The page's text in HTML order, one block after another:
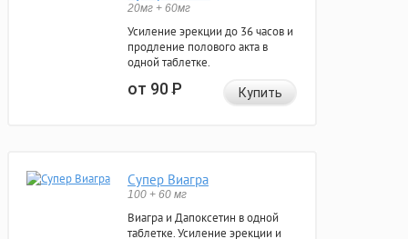
20мг + 60мг
Усиление эрекции до 36 часов и
продление полового акта в
одной таблетке.
от 90Р Купить
Супер Виагра
100 + 60 мг
Виагра и Дапоксетин в одной
таблетке. Усиление эрекции и